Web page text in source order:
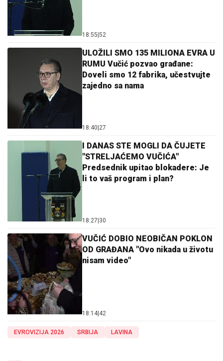
18:55|52
ULOŽILI SMO 135 MILIONA EVRA U
RUMU Vučić pozvao građane:
Doveli smo 12 fabrika, učestvujte
zajedno sa nama
18:40|27
I DANAS STE MOGLI DA ČUJETE
"STRELJAĆEMO VUČIĆA"
Predsednik upitao blokadere: Je
li to vaš program i plan?
18:27|30
VUČIĆ DOBIO NEOBIČAN POKLON
OD GRAĐANA "Ovo nikada u životu
nisam video"
18:14|42
EVROVIZIJA 2026 SRBIJA LAVINA